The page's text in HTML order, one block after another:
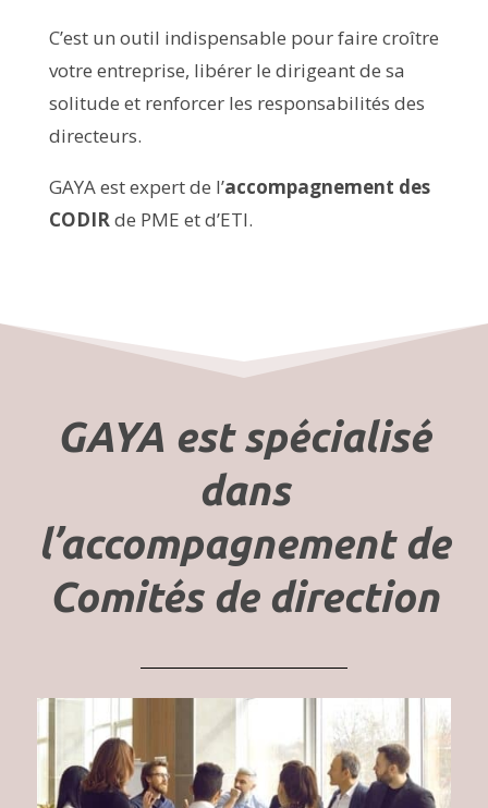
C’est un outil indispensable pour faire croître
votre entreprise, libérer le dirigeant de sa
solitude et renforcer les responsabilités des
directeurs.
GAYA est expert de l’accompagnement des
CODIRde PME et d’ETI.
GAYA est spécialisé
dans
l’accompagnement de
Comités de direction